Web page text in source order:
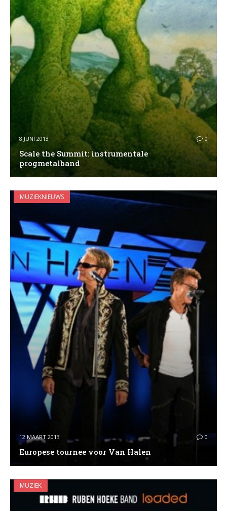
8 JUNI 2013 0
Scale the Summit: instrumentale
progmetalband
MUZIEKNIEUWS
12 MAART 2013 0
Europese tournee voor Van Halen
MUZIEK